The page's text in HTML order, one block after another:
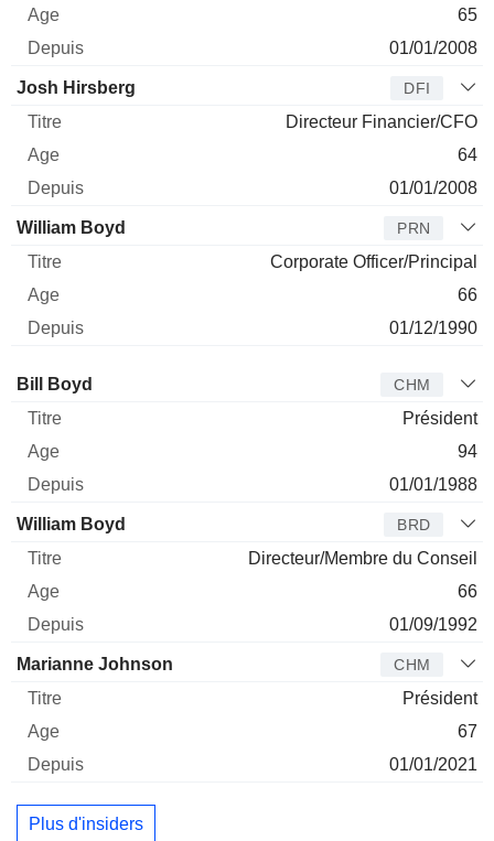
65
01/01/2008
Josh Hirsberg DFI
Directeur Financier/CFO
64
01/01/2008
William Boyd PRN
Corporate Officer/Principal
66
01/12/1990
Administrateur
Bill Boyd CHM
Président
94
01/01/1988
William Boyd BRD
Directeur/Membre du Conseil
66
01/09/1992
Marianne Johnson CHM
Président
67
01/01/2021
Plus d'insiders